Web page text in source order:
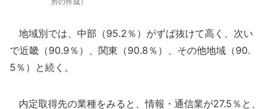
地域別では、中部（95.2％）がずば抜けて高く、次い
で近畿（90.9％）、関東（90.8％）、その他地域（90.
5％）と続く。
内定取得先の業種をみると、情報・通信業が27.5％と、